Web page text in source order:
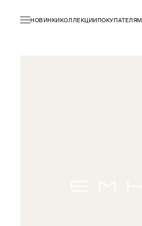
НОВИНКИКОЛЛЕКЦИИПОКУПАТЕЛЯМ